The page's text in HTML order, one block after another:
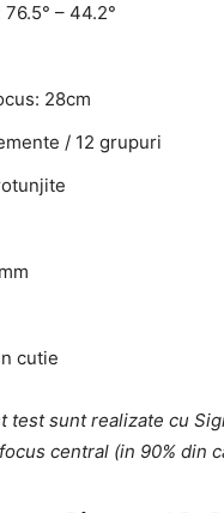
– 44.2°
28cm
/ 12 grupuri
cutie
test sunt realizate cu
central (in 90% din